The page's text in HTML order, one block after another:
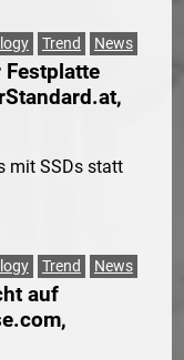
Trend News
Festplatte
mit SSDs statt
Trend News
auf